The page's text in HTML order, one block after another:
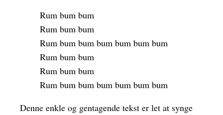
Rum bum bum
Rum bum bum
Rum bum bum bum bum bum bum
Rum bum bum
Rum bum bum
Rum bum bum bum bum bum bum
Denne enkle og gentagende tekst er let at synge